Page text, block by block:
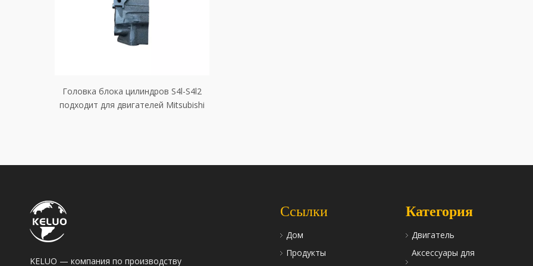
Головка блока цилиндров S4l-S4l2
подходит для двигателей Mitsubishi
KELUO — компания по производству
Ссылки
Дом
Продукты
Категория
Двигатель
Аксессуары для